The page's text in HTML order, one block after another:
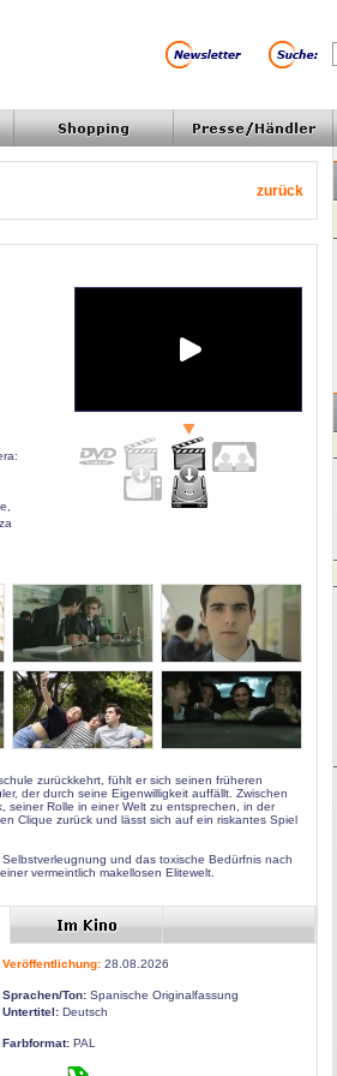
zurück
zurückkehrt, fühlt er sich seinen früheren
der durch seine Eigenwilligkeit auffällt. Zwischen
seiner Rolle in einer Welt zu entsprechen, in der
Clique zurück und lässt sich auf ein riskantes Spiel
und das toxische Bedürfnis nach
vermeintlich makellosen Elitewelt.
Veröffentlichung: 28.08.2026
Sprachen/Ton: Spanische Originalfassung
Untertitel: Deutsch
Farbformat: PAL